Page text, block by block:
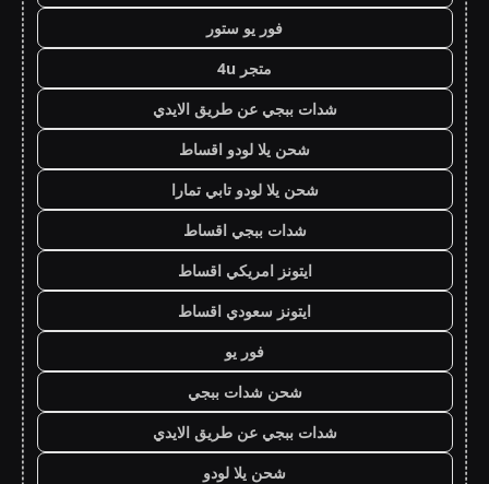
فور يو ستور
متجر 4u
شدات ببجي عن طريق الايدي
شحن يلا لودو اقساط
شحن يلا لودو تابي تمارا
شدات ببجي اقساط
ايتونز امريكي اقساط
ايتونز سعودي اقساط
فور يو
شحن شدات ببجي
شدات ببجي عن طريق الايدي
شحن يلا لودو